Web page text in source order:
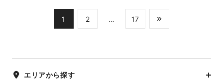
1 2 … 17
エリアから探す